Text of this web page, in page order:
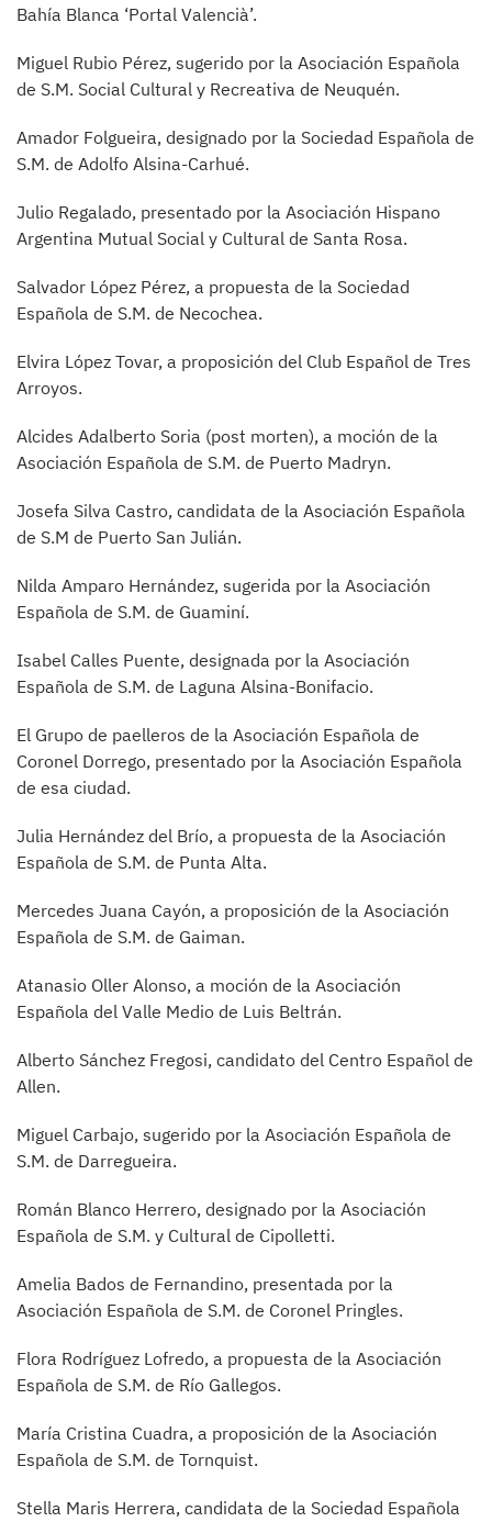
Bahía Blanca ‘Portal Valencià’.
Miguel Rubio Pérez, sugerido por la Asociación Española
de S.M. Social Cultural y Recreativa de Neuquén.
Amador Folgueira, designado por la Sociedad Española de
S.M. de Adolfo Alsina-Carhué.
Julio Regalado, presentado por la Asociación Hispano
Argentina Mutual Social y Cultural de Santa Rosa.
Salvador López Pérez, a propuesta de la Sociedad
Española de S.M. de Necochea.
Elvira López Tovar, a proposición del Club Español de Tres
Arroyos.
Alcides Adalberto Soria (post morten), a moción de la
Asociación Española de S.M. de Puerto Madryn.
Josefa Silva Castro, candidata de la Asociación Española
de S.M de Puerto San Julián.
Nilda Amparo Hernández, sugerida por la Asociación
Española de S.M. de Guaminí.
Isabel Calles Puente, designada por la Asociación
Española de S.M. de Laguna Alsina-Bonifacio.
El Grupo de paelleros de la Asociación Española de
Coronel Dorrego, presentado por la Asociación Española
de esa ciudad.
Julia Hernández del Brío, a propuesta de la Asociación
Española de S.M. de Punta Alta.
Mercedes Juana Cayón, a proposición de la Asociación
Española de S.M. de Gaiman.
Atanasio Oller Alonso, a moción de la Asociación
Española del Valle Medio de Luis Beltrán.
Alberto Sánchez Fregosi, candidato del Centro Español de
Allen.
Miguel Carbajo, sugerido por la Asociación Española de
S.M. de Darregueira.
Román Blanco Herrero, designado por la Asociación
Española de S.M. y Cultural de Cipolletti.
Amelia Bados de Fernandino, presentada por la
Asociación Española de S.M. de Coronel Pringles.
Flora Rodríguez Lofredo, a propuesta de la Asociación
Española de S.M. de Río Gallegos.
María Cristina Cuadra, a proposición de la Asociación
Española de S.M. de Tornquist.
Stella Maris Herrera, candidata de la Sociedad Española